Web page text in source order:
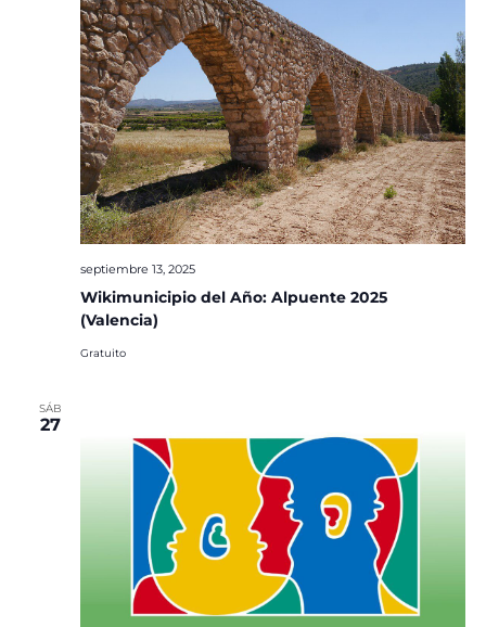
Wikimunicipio del Año: Alpuente 2025
(Valencia)
septiembre 13, 2025
Gratuito
SÁB
27